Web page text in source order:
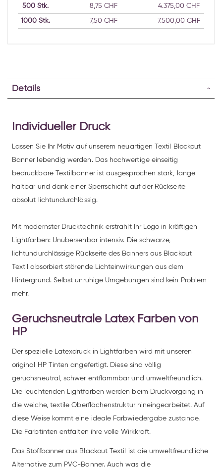
500 Stk. 8,75 CHF 4.375,00 CHF
1000 Stk. 7,50 CHF 7.500,00 CHF
Details
Individueller Druck
Lassen Sie Ihr Motiv auf unserem neuartigen Textil Blockout
Banner lebendig werden. Das hochwertige einseitig
bedruckbare Textilbanner ist ausgesprochen stark, lange
haltbar und dank einer Sperrschicht auf der Rückseite
absolut lichtundurchlässig.
Mit modernster Drucktechnik erstrahlt Ihr Logo in kräftigen
Lightfarben: Unübersehbar intensiv. Die schwarze,
lichtundurchlässige Rückseite des Banners aus Blackout
Textil absorbiert störende Lichteinwirkungen aus dem
Hintergrund. Selbst unruhige Umgebungen sind kein Problem
mehr.
Geruchsneutrale Latex Farben von
HP
Der spezielle Latexdruck in Lightfarben wird mit unseren
original HP Tinten angefertigt. Diese sind völlig
geruchsneutral, schwer entflammbar und umweltfreundlich.
Die leuchtenden Lightfarben werden beim Druckvorgang in
die weiche, textile Oberflächenstruktur hineingearbeitet. Auf
diese Weise kommt eine ideale Farbwiedergabe zustande.
Die Farbtinten entfalten ihre volle Wirkkraft.
Das Stoffbanner aus Blackout Textil ist die umweltfreundliche
Alternative zum PVC-Banner. Auch was die